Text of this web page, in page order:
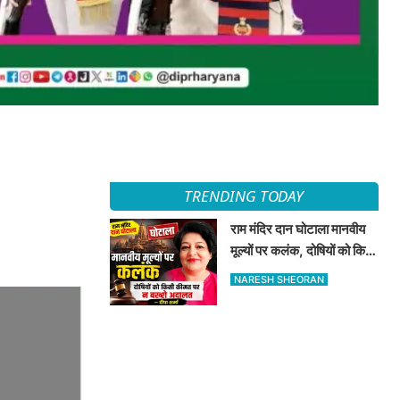
TRENDING TODAY
राम मंदिर दान घोटाला मानवीय
मूल्यों पर कलंक, दोषियों को किसी
कीमत पर न बख्शे अदालत —
NARESH SHEORAN